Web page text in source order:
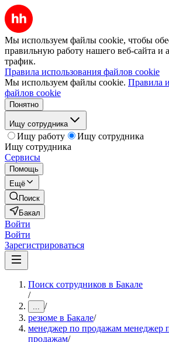
Мы используем файлы cookie, чтобы
правильную работу нашего веб-сайта и
трафик.
Правила использования файлов cookie
Мы используем файлы cookie. Правила
файлов cookie
Понятно
Ищу сотрудника
Ищу работу
Ищу сотрудника
Ищу сотрудника
Сервисы
Помощь
Ещё
Поиск
Бакал
Войти
Войти
Зарегистрироваться
Поиск сотрудников в Бакале
/
... /
резюме в Бакале/
менеджер по продажам менеджер
продажам/